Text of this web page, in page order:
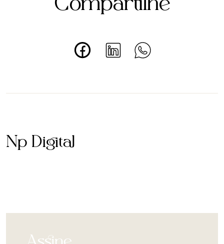
Np Digital